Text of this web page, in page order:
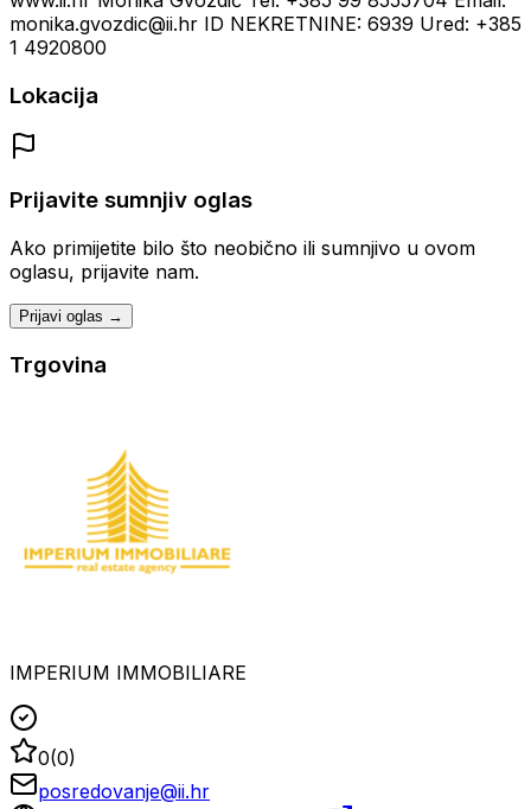
monika.gvozdic@ii.hr ID NEKRETNINE: 6939 Ured: +385
1 4920800
Lokacija
Prijavite sumnjiv oglas
Ako primijetite bilo što neobično ili sumnjivo u ovom
oglasu, prijavite nam.
Prijavi oglas →
Trgovina
IMPERIUM IMMOBILIARE
0(0)
posredovanje@ii.hr